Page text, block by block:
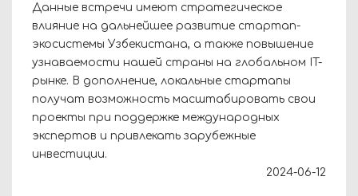
Данные встречи имеют стратегическое
влияние на дальнейшее развитие стартап-
экосистемы Узбекистана, а также повышение
узнаваемости нашей страны на глобальном IT-
рынке. В дополнение, локальные стартапы
получат возможность масштабировать свои
проекты при поддержке международных
экспертов и привлекать зарубежные
инвестиции.
2024-06-12